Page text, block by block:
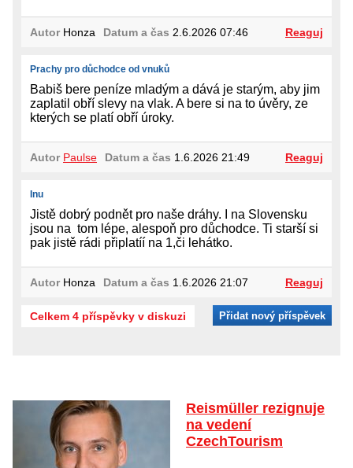
AutorHonza Datum a čas 2.6.2026 07:46 Reaguj
Prachy pro důchodce od vnuků
Babiš bere peníze mladým a dává je starým, aby jim
zaplatil obří slevy na vlak. A bere si na to úvěry, ze
kterých se platí obří úroky.
Autor Paulse Datum a čas 1.6.2026 21:49 Reaguj
Inu
Jistě dobrý podnět pro naše dráhy. I na Slovensku
jsou na tom lépe, alespoň pro důchodce. Ti starší si
pak jistě rádi připlatíí na 1,či lehátko.
AutorHonza Datum a čas 1.6.2026 21:07 Reaguj
Celkem 4 příspěvky v diskuzi Přidat nový příspěvek
Reismüller rezignuje
na vedení
CzechTourism